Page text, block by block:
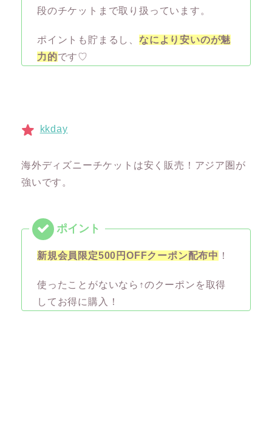
段のチケットまで取り扱っています。
ポイントも貯まるし、 なにより安いのが魅
力的です♡
kkday
海外ディズニーチケットは安く販売！アジア圏が
強いです。
新規会員限定500円OFFクーポン配布中 ！
使ったことがないなら↑のクーポンを取得
してお得に購入！